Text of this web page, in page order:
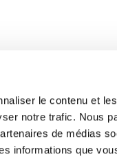
le contenu et
notre trafic. Nous
de médias
informations que